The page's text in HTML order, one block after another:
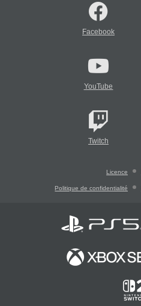
Facebook
YouTube
Twitch
Licence
Politique de confidentialité